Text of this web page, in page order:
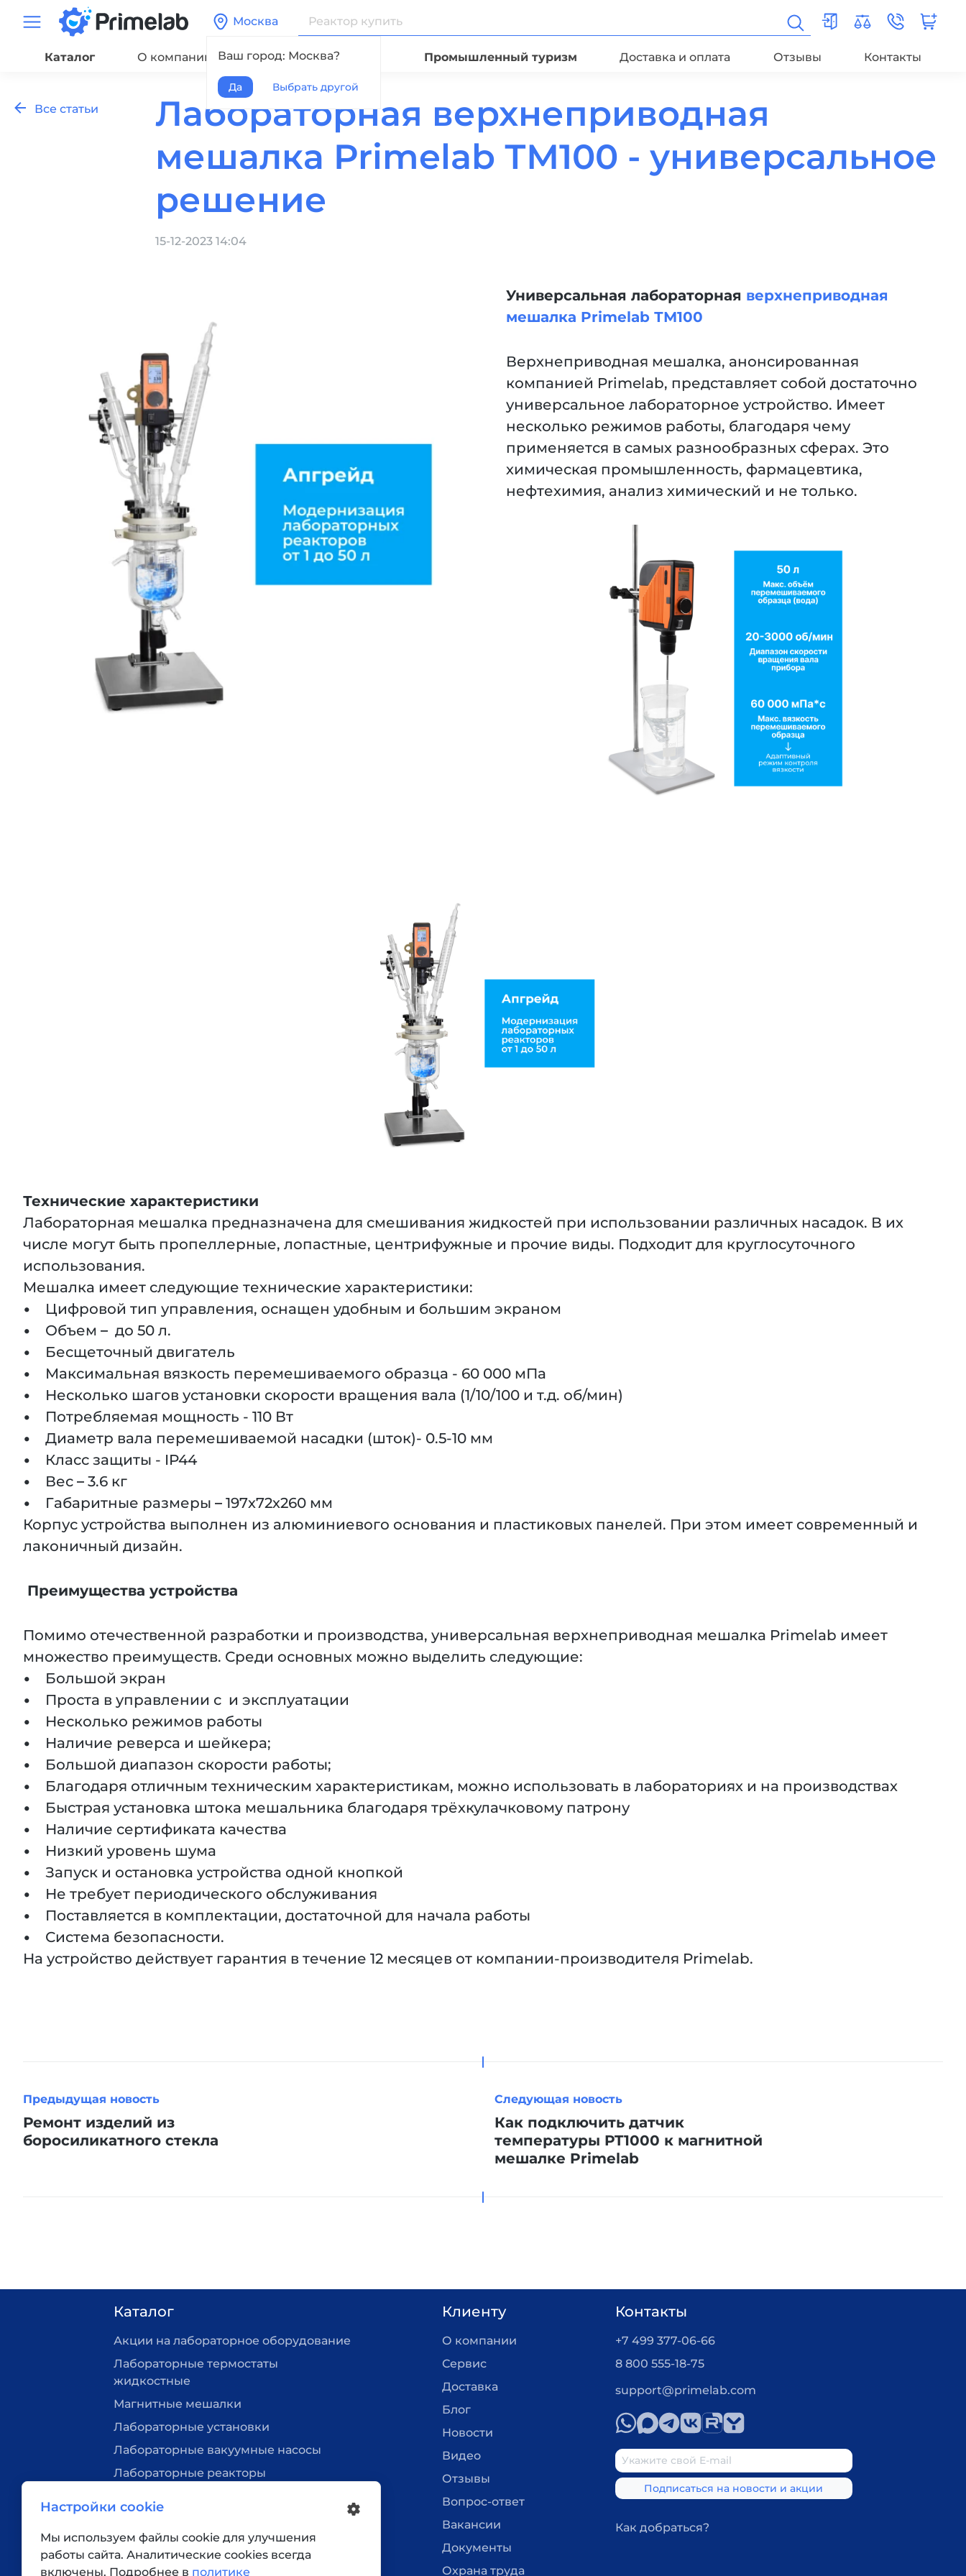
Москва
Ваш город: Москва?
Да Выбрать другой
Каталог О компании Сервис Промышленный туризм Доставка и оплата Отзывы Контакты
Все статьи
Лабораторная верхнеприводная
мешалка Primelab ТМ100 - универсальное
решение
15-12-2023 14:04
Универсальная лабораторная верхнеприводная
мешалка Primelab ТМ100
Верхнеприводная мешалка, анонсированная
компанией Primelab, представляет собой достаточно
универсальное лабораторное устройство. Имеет
несколько режимов работы, благодаря чему
применяется в самых разнообразных сферах. Это
химическая промышленность, фармацевтика,
нефтехимия, анализ химический и не только.
Технические характеристики
Лабораторная мешалка предназначена для смешивания жидкостей при использовании различных насадок. В их
числе могут быть пропеллерные, лопастные, центрифужные и прочие виды. Подходит для круглосуточного
использования.
Мешалка имеет следующие технические характеристики:
• Цифровой тип управления, оснащен удобным и большим экраном
• Объем – до 50 л.
• Бесщеточный двигатель
• Максимальная вязкость перемешиваемого образца - 60 000 мПа
• Несколько шагов установки скорости вращения вала (1/10/100 и т.д. об/мин)
• Потребляемая мощность - 110 Вт
• Диаметр вала перемешиваемой насадки (шток)- 0.5-10 мм
• Класс защиты - IP44
• Вес – 3.6 кг
• Габаритные размеры – 197х72х260 мм
Корпус устройства выполнен из алюминиевого основания и пластиковых панелей. При этом имеет современный и
лаконичный дизайн.
Преимущества устройства
Помимо отечественной разработки и производства, универсальная верхнеприводная мешалка Primelab имеет
множество преимуществ. Среди основных можно выделить следующие:
• Большой экран
• Проста в управлении с и эксплуатации
• Несколько режимов работы
• Наличие реверса и шейкера;
• Большой диапазон скорости работы;
• Благодаря отличным техническим характеристикам, можно использовать в лабораториях и на производствах
• Быстрая установка штока мешальника благодаря трёхкулачковому патрону
• Наличие сертификата качества
• Низкий уровень шума
• Запуск и остановка устройства одной кнопкой
• Не требует периодического обслуживания
• Поставляется в комплектации, достаточной для начала работы
• Система безопасности.
На устройство действует гарантия в течение 12 месяцев от компании-производителя Primelab.
Предыдущая новость
Ремонт изделий из
боросиликатного стекла
Следующая новость
Как подключить датчик
температуры PT1000 к магнитной
мешалке Primelab
Каталог
Акции на лабораторное оборудование
Лабораторные термостаты
жидкостные
Магнитные мешалки
Лабораторные установки
Лабораторные вакуумные насосы
Лабораторные реакторы
Вакуумные станции
Верхнеприводные мешалки
Клиенту
О компании
Сервис
Доставка
Блог
Новости
Видео
Отзывы
Вопрос-ответ
Вакансии
Документы
Охрана труда
Контакты
+7 499 377-06-66
8 800 555-18-75
support@primelab.com
Как добраться?
Настройки cookie
Мы используем файлы cookie для улучшения
работы сайта. Аналитические cookies всегда
включены. Подробнее в политике